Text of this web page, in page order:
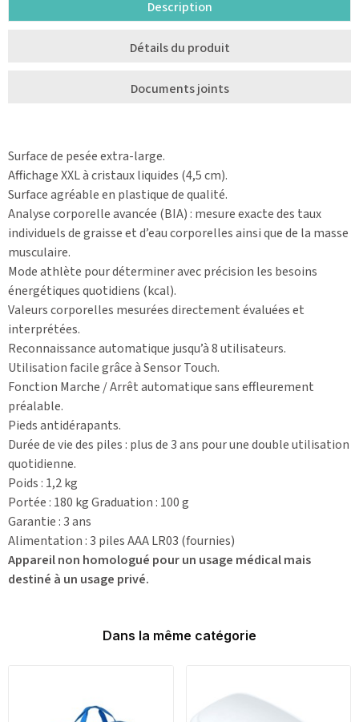
Description
Détails du produit
Documents joints
Surface de pesée extra-large.
Affichage XXL à cristaux liquides (4,5 cm).
Surface agréable en plastique de qualité.
Analyse corporelle avancée (BIA) : mesure exacte des taux
individuels de graisse et d’eau corporelles ainsi que de la masse
musculaire.
Mode athlète pour déterminer avec précision les besoins
énergétiques quotidiens (kcal).
Valeurs corporelles mesurées directement évaluées et
interprétées.
Reconnaissance automatique jusqu’à 8 utilisateurs.
Utilisation facile grâce à Sensor Touch.
Fonction Marche / Arrêt automatique sans effleurement
préalable.
Pieds antidérapants.
Durée de vie des piles : plus de 3 ans pour une double utilisation
quotidienne.
Poids : 1,2 kg
Portée : 180 kg Graduation : 100 g
Garantie : 3 ans
Alimentation : 3 piles AAA LR03 (fournies)
Appareil non homologué pour un usage médical mais
destiné à un usage privé.
Dans la même catégorie